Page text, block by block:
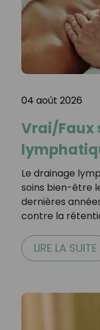
04 août 2026
Vrai/Faux
Le drainage
soins bien-être
dernières
contre la
LIRE LA SUITE